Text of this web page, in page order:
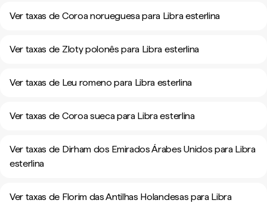
Ver taxas de Coroa norueguesa para Libra esterlina
Ver taxas de Zloty polonês para Libra esterlina
Ver taxas de Leu romeno para Libra esterlina
Ver taxas de Coroa sueca para Libra esterlina
Ver taxas de Dirham dos Emirados Árabes Unidos para Libra
esterlina
Ver taxas de Florim das Antilhas Holandesas para Libra